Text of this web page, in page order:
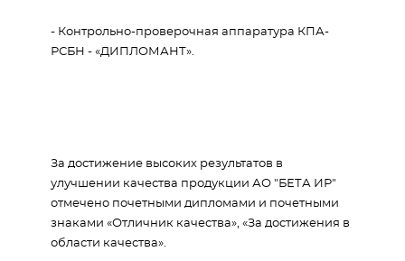
- Контрольно-проверочная аппаратура КПА-
РСБН - «ДИПЛОМАНТ».
За достижение высоких результатов в
улучшении качества продукции АО "БЕТА ИР"
отмечено почетными дипломами и почетными
знаками «Отличник качества», «За достижения в
области качества».